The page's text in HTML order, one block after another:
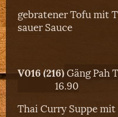
gebratener Tofu mit
sauer Sauce
V016 (216)Gäng
16.90
Thai Curry Suppe